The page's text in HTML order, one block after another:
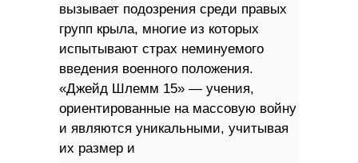
вызывает подозрения среди правых
групп крыла, многие из которых
испытывают страх неминуемого
введения военного положения.
«Джейд Шлемм 15» — учения,
ориентированные на массовую войну
и являются уникальными, учитывая
их размер и